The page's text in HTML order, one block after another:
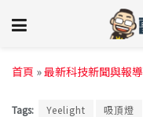
首頁 »最新科技新聞與報導
Tags: Yeelight 吸頂燈